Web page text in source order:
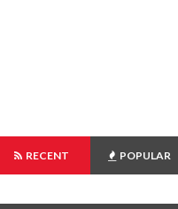
RECENT POPULAR